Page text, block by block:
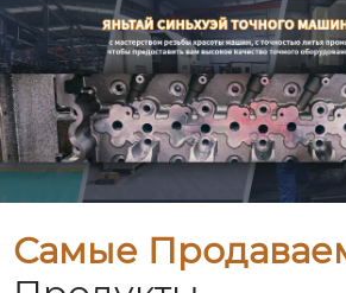
Самые